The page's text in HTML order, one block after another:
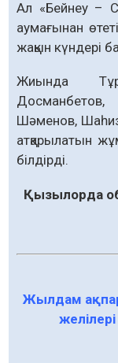
Ал «Бейнеу –
аумағынан
жақын күндері
Жиында
Шәменов,
атқарылатын
білдірді.
Қызылорда
Жылдам